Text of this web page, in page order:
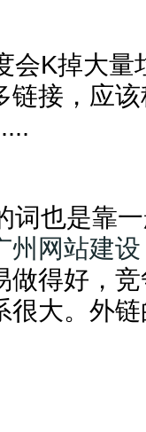
会K掉大
链接，应
词也是靠
州网站建设
做得好，
很大。外